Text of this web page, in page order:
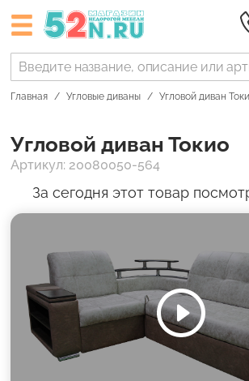
Главная Угловые диваны Угловой диван
Угловой диван Токио
Артикул: 20080050-564
За сегодня этот товар